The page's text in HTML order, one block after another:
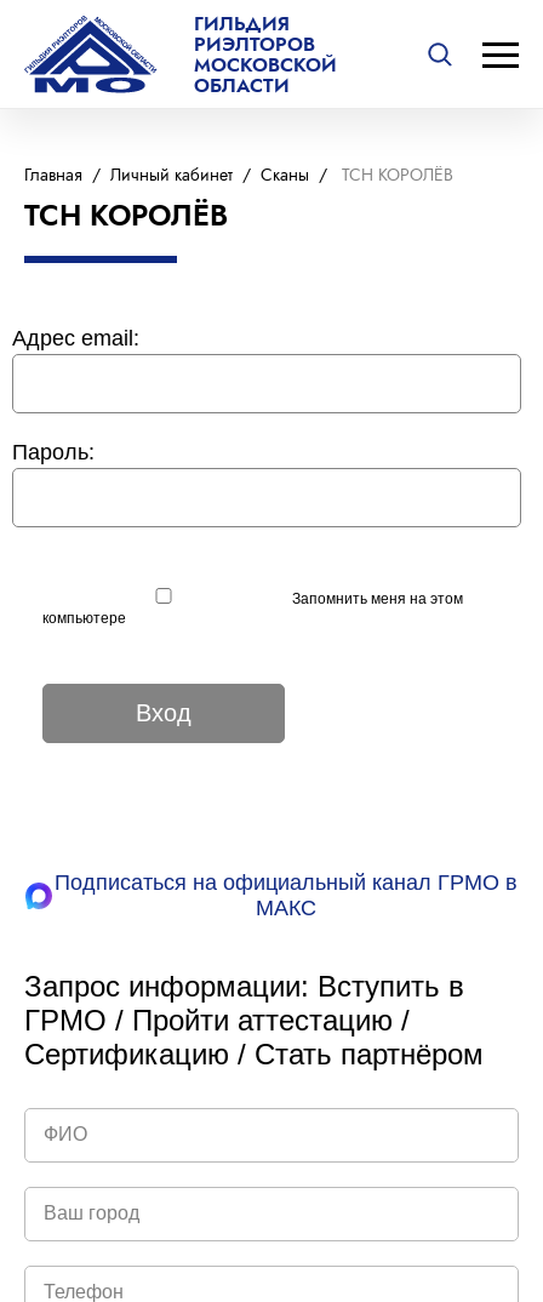
ГИЛЬДИЯ
РИЭЛТОРОВ
МОСКОВСКОЙ
ОБЛАСТИ
Главная / Личный кабинет / Сканы / ТСН КОРОЛЁВ
ТСН КОРОЛЁВ
Адрес email:
Пароль:
Запомнить меня на этом
компьютере
Подписаться на официальный канал ГРМО в
МАКС
Запрос информации: Вступить в
ГРМО / Пройти аттестацию /
Сертификацию / Стать партнёром